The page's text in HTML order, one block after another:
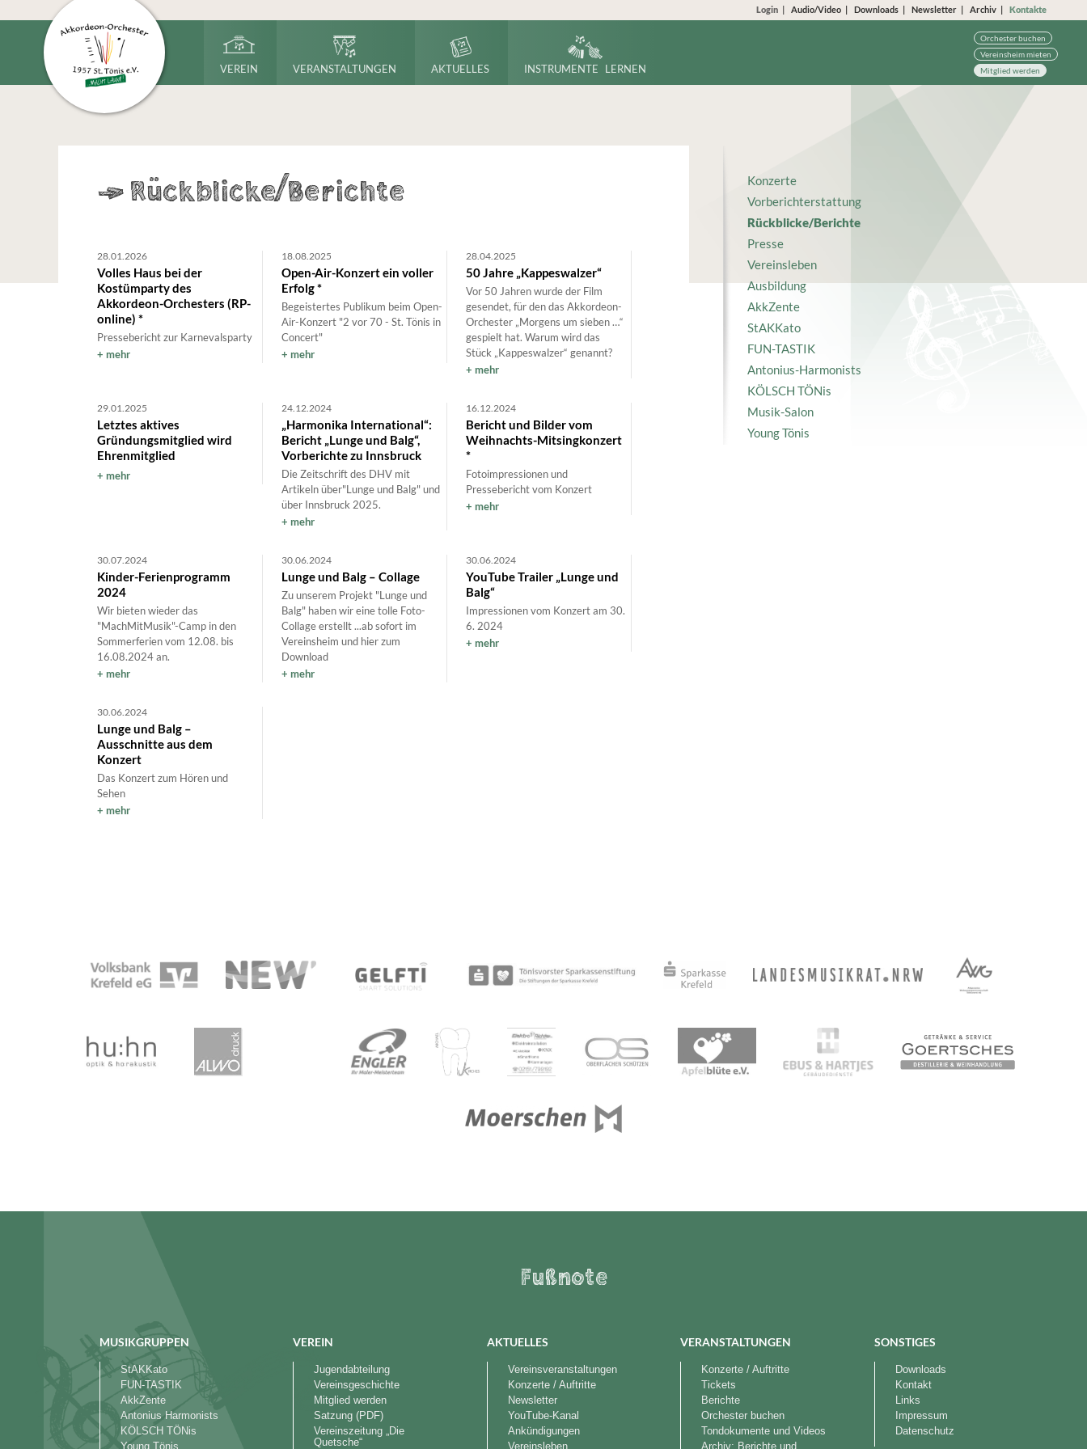
Login Audio/Video Downloads Newsletter Archiv Kontakte
VEREIN VERANSTALTUNGEN AKTUELLES INSTRUMENTE LERNEN
Orchester buchen
Vereinsheim mieten
Mitglied werden
Konzerte
Vorberichterstattung
Rückblicke/Berichte
Presse
Vereinsleben
Ausbildung
AkkZente
StAKKato
FUN-TASTIK
Antonius-Harmonists
KÖLSCH TÖNis
Musik-Salon
Young Tönis
->Rückblicke/Berichte
28.01.2026
Volles Haus bei der
Kostümparty des
Akkordeon-Orchesters (RP-
online) *
Pressebericht zur Karnevalsparty
mehr
18.08.2025
Open-Air-Konzert ein voller
Erfolg *
Begeistertes Publikum beim Open-
Air-Konzert "2 vor 70 - St. Tönis in
Concert"
mehr
28.04.2025
50 Jahre „Kappeswalzer“
Vor 50 Jahren wurde der Film
gesendet, für den das Akkordeon-
Orchester „Morgens um sieben …“
gespielt hat. Warum wird das
Stück „Kappeswalzer“ genannt?
mehr
29.01.2025
Letztes aktives
Gründungsmitglied wird
Ehrenmitglied
mehr
24.12.2024
„Harmonika International“:
Bericht „Lunge und Balg“,
Vorberichte zu Innsbruck
Die Zeitschrift des DHV mit
Artikeln über"Lunge und Balg" und
über Innsbruck 2025.
mehr
16.12.2024
Bericht und Bilder vom
Weihnachts-Mitsingkonzert
*
Fotoimpressionen und
Pressebericht vom Konzert
mehr
30.07.2024
Kinder-Ferienprogramm
2024
Wir bieten wieder das
"MachMitMusik"-Camp in den
Sommerferien vom 12.08. bis
16.08.2024 an.
mehr
30.06.2024
Lunge und Balg – Collage
Zu unserem Projekt "Lunge und
Balg" haben wir eine tolle Foto-
Collage erstellt ...ab sofort im
Vereinsheim und hier zum
Download
mehr
30.06.2024
YouTube Trailer „Lunge und
Balg“
Impressionen vom Konzert am 30.
6. 2024
mehr
30.06.2024
Lunge und Balg –
Ausschnitte aus dem
Konzert
Das Konzert zum Hören und
Sehen
mehr
Fußnote
MUSIKGRUPPEN
StAKKato
FUN-TASTIK
AkkZente
Antonius Harmonists
KÖLSCH TÖNis
Young Tönis
VEREIN
Jugendabteilung
Vereinsgeschichte
Mitglied werden
Satzung (PDF)
Vereinszeitung „Die
Quetsche“
AKTUELLES
Vereinsveranstaltungen
Konzerte / Auftritte
Newsletter
YouTube-Kanal
Ankündigungen
Vereinsleben
VERANSTALTUNGEN
Konzerte / Auftritte
Tickets
Berichte
Orchester buchen
Tondokumente und Videos
Archiv: Berichte und
SONSTIGES
Downloads
Kontakt
Links
Impressum
Datenschutz